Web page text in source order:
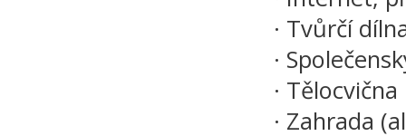
· Tvůrčí
·
· Tělocvična
· Zahrada